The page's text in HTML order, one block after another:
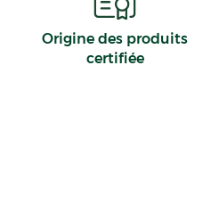
Origine des produits
certifiée